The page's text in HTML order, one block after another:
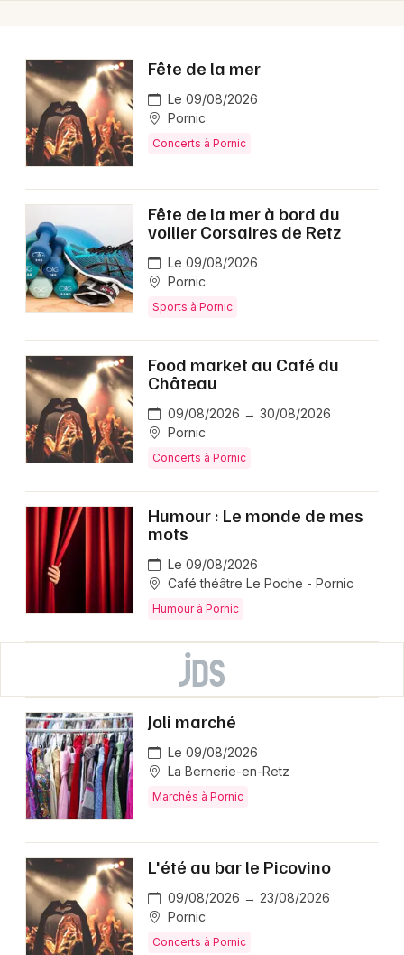
Fête de la mer
Le 09/08/2026
Pornic
Concerts à Pornic
Fête de la mer à bord du
voilier Corsaires de Retz
Le 09/08/2026
Pornic
Sports à Pornic
Food market au Café du
Château
09/08/2026 → 30/08/2026
Pornic
Concerts à Pornic
Humour : Le monde de mes
mots
Le 09/08/2026
Café théâtre Le Poche - Pornic
Humour à Pornic
Joli marché
Le 09/08/2026
La Bernerie-en-Retz
Marchés à Pornic
L'été au bar le Picovino
09/08/2026 → 23/08/2026
Pornic
Concerts à Pornic